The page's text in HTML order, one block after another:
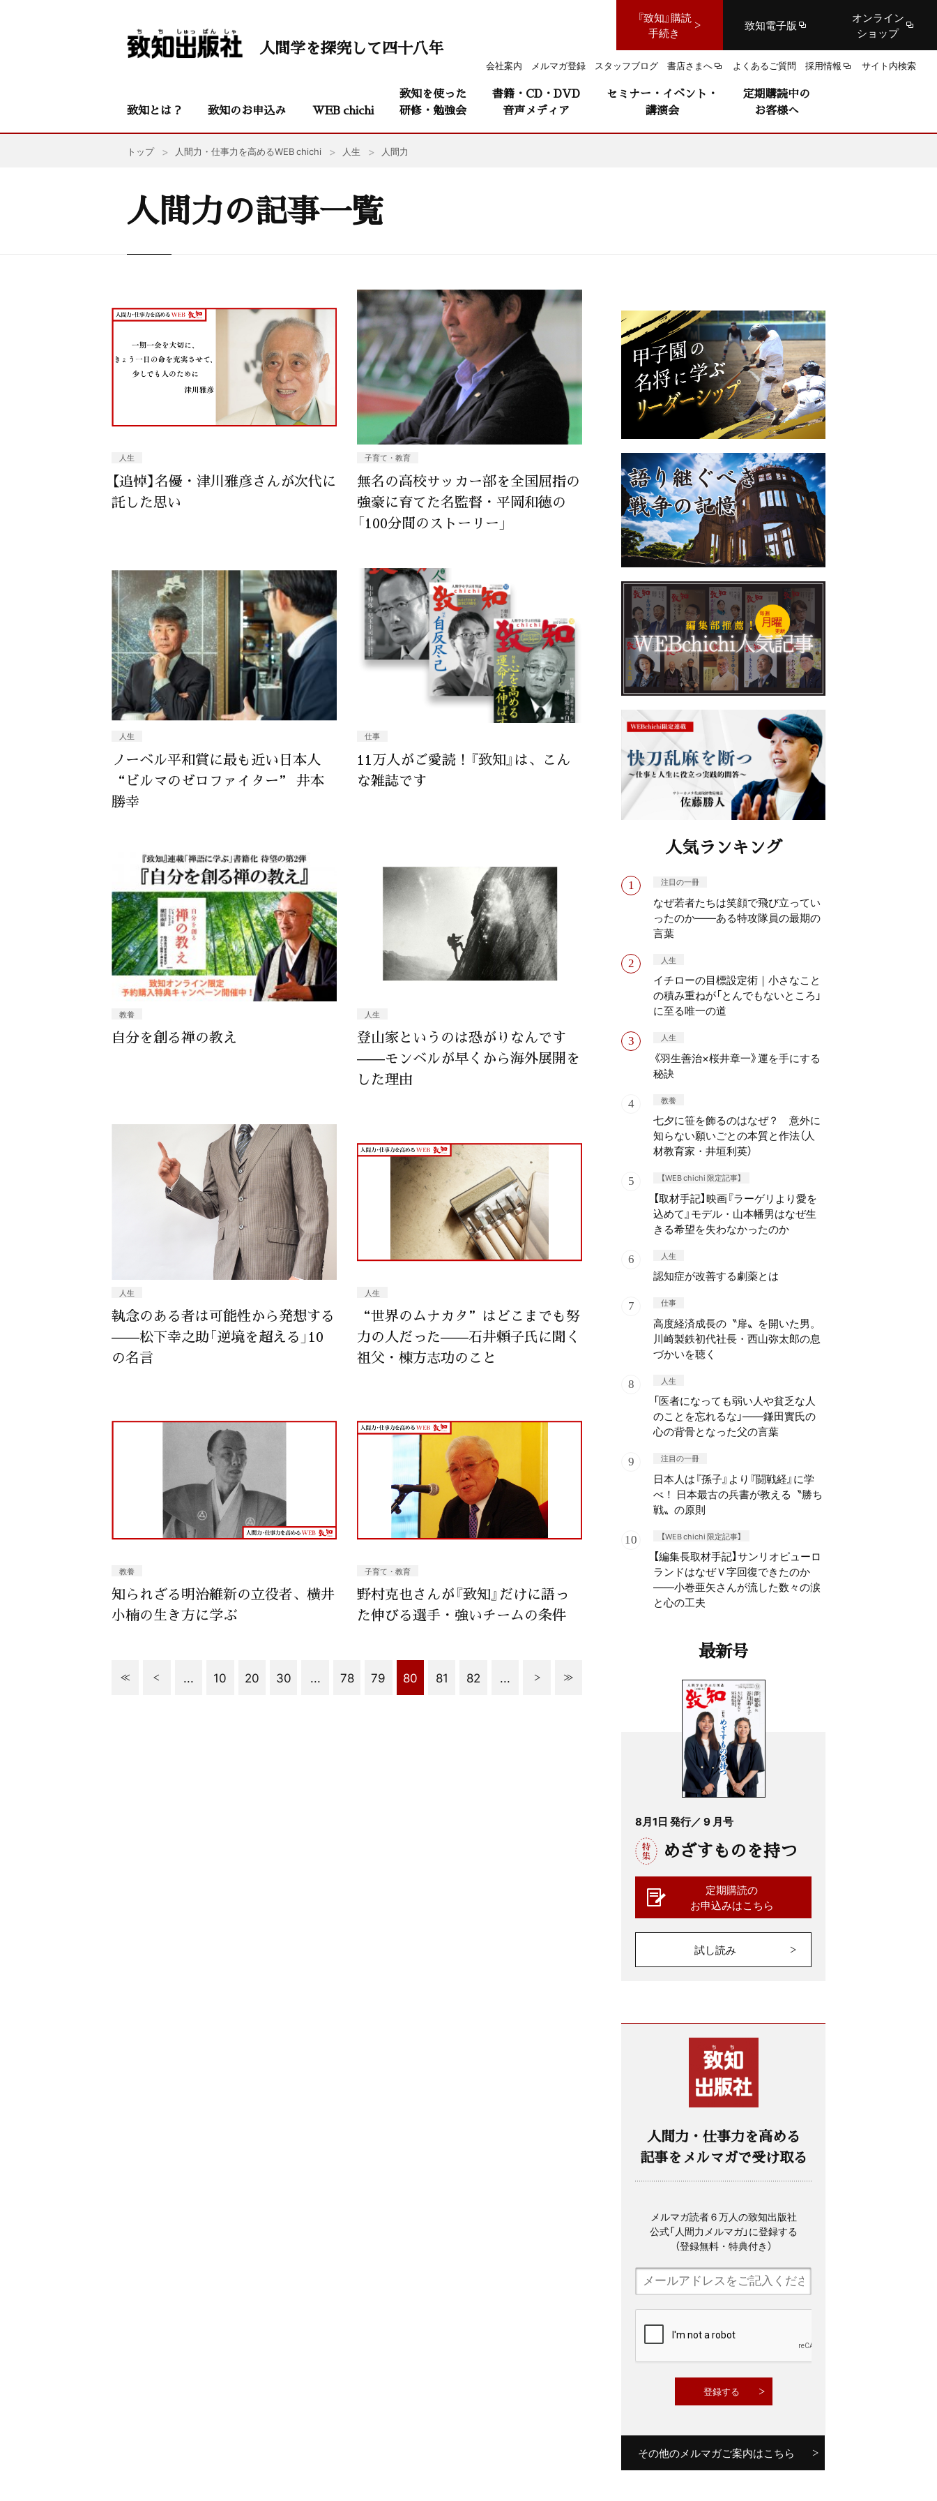
『致知』購読
手続き
致知電子版
オンライン
ショップ
会社案内 メルマガ登録 スタッフブログ 書店さまへ よくあるご質問 採用情報 サイト内検索
人間学を探究して四十八年
致知とは？ 致知のお申込み WEB chichi
致知を使った
研修・勉強会
書籍・CD・DVD
音声メディア
セミナー・イベント・
講演会
定期購読中の
お客様へ
トップ 人間力・仕事力を高めるWEB chichi 人生 人間力
人間力の記事一覧
人生
【追悼】名優・津川雅彦さんが次代に
託した思い
子育て・教育
無名の高校サッカー部を全国屈指の
強豪に育てた名監督・平岡和徳の
「100分間のストーリー」
人生
ノーベル平和賞に最も近い日本人
“ビルマのゼロファイター” 井本
勝幸
仕事
11万人がご愛読！『致知』は、こん
な雑誌です
教養
自分を創る禅の教え
人生
登山家というのは恐がりなんです
——モンベルが早くから海外展開を
した理由
人生
執念のある者は可能性から発想する
——松下幸之助「逆境を超える」10
の名言
人生
“世界のムナカタ”はどこまでも努
力の人だった——石井頼子氏に聞く
祖父・棟方志功のこと
教養
知られざる明治維新の立役者、横井
小楠の生き方に学ぶ
子育て・教育
野村克也さんが『致知』だけに語っ
た伸びる選手・強いチームの条件
... 10 20 30 ... 78 79 80 81 82 ...
人気ランキング
注目の一冊
なぜ若者たちは笑顔で飛び立ってい
ったのか——ある特攻隊員の最期の
言葉
人生
イチローの目標設定術｜小さなこと
の積み重ねが「とんでもないところ」
に至る唯一の道
人生
《羽生善治×桜井章一》運を手にする
秘訣
教養
七夕に笹を飾るのはなぜ？ 意外に
知らない願いごとの本質と作法（人
材教育家・井垣利英）
【WEB chichi 限定記事】
【取材手記】映画『ラーゲリより愛を
込めて』モデル・山本幡男はなぜ生
きる希望を失わなかったのか
人生
認知症が改善する劇薬とは
仕事
高度経済成長の〝扉〟を開いた男。
川崎製鉄初代社長・西山弥太郎の息
づかいを聴く
人生
「医者になっても弱い人や貧乏な人
のことを忘れるな」——鎌田實氏の
心の背骨となった父の言葉
注目の一冊
日本人は『孫子』より『闘戦経』に学
べ！ 日本最古の兵書が教える〝勝ち
戦〟の原則
【WEB chichi 限定記事】
【編集長取材手記】サンリオピューロ
ランドはなぜＶ字回復できたのか
——小巻亜矢さんが流した数々の涙
と心の工夫
最新号
8月1日 発行／ 9 月号
めざすものを持つ
定期購読の
お申込みはこちら
試し読み
人間力・仕事力を高める
記事をメルマガで受け取る
メルマガ読者６万人の致知出版社
公式「人間力メルマガ」に登録する
（登録無料・特典付き）
その他のメルマガご案内はこちら